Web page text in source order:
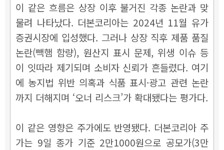
이 같은 흐름은 상장 이후 불거진 각종 논란과 맞
물려 나타났다. 더본코리아는 2024년 11월 유가
증권시장에 입성했다. 그러나 상장 직후 제품 품질
논란(빽햄 함량), 원산지 표시 문제, 위생 이슈 등
이 잇따라 제기되며 소비자 신뢰가 흔들렸다. 여기
에 농지법 위반 의혹과 식품 표시·광고 관련 논란
까지 더해지며 ‘오너 리스크’가 확대됐다는 평가다.
이 같은 영향은 주가에도 반영됐다. 더본코리아 주
가는 9일 종가 기준 2만1000원으로 공모가(3만